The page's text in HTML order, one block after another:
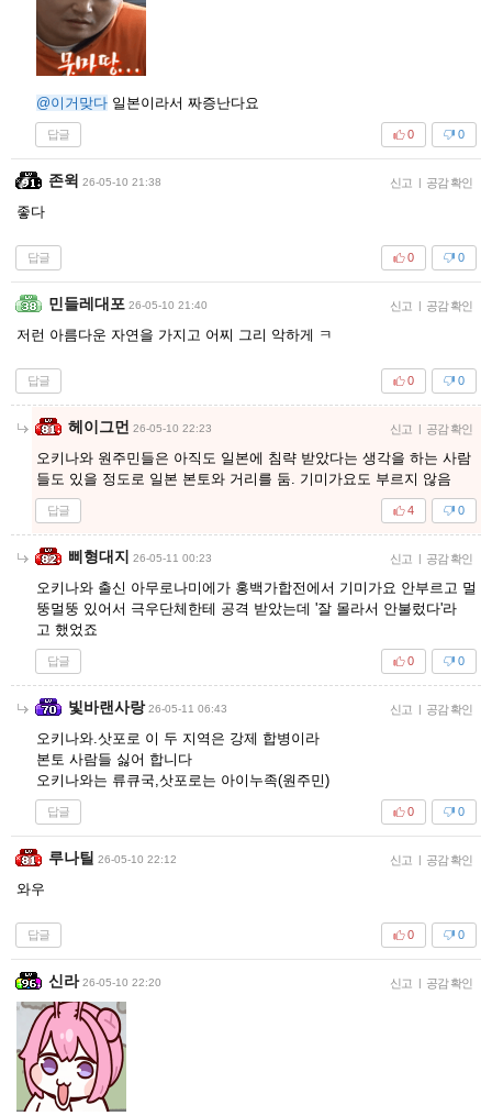
@이거맞다 일본이라서 짜증난다요
답글 0
0
존윅 26-05-10 21:38 신고 | 공감 확인
좋다
답글 0
0
민들레대포 26-05-10 21:40 신고 | 공감 확인
저런 아름다운 자연을 가지고 어찌 그리 악하게 ㅋ
답글 0
0
헤이그먼 26-05-10 22:23 신고 | 공감 확인
오키나와 원주민들은 아직도 일본에 침략 받았다는 생각을 하는 사람
들도 있을 정도로 일본 본토와 거리를 둠. 기미가요도 부르지 않음
답글 0
4
삐형대지 26-05-11 00:23 신고 | 공감 확인
오키나와 출신 아무로나미에가 홍백가합전에서 기미가요 안부르고 멀
뚱멀뚱 있어서 극우단체한테 공격 받았는데 '잘 몰라서 안불렀다'라
고 했었죠
답글 0
0
빛바랜사랑 26-05-11 06:43 신고 | 공감 확인
오키나와.삿포로 이 두 지역은 강제 합병이라
본토 사람들 싫어 합니다
오키나와는 류큐국,삿포로는 아이누족(원주민)
답글 0
0
루나틸 26-05-10 22:12 신고 | 공감 확인
와우
답글 0
0
신라 26-05-10 22:20 신고 | 공감 확인